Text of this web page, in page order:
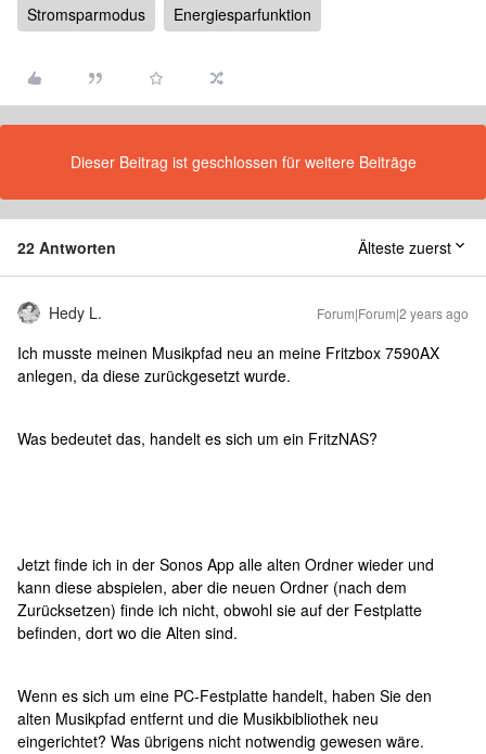
Stromsparmodus
Energiesparfunktion
Dieser Beitrag ist geschlossen für weitere Beiträge
22 Antworten Älteste zuerst
Hedy L. Forum|Forum|2 years ago
Ich musste meinen Musikpfad neu an meine Fritzbox 7590AX
anlegen, da diese zurückgesetzt wurde.
Was bedeutet das, handelt es sich um ein FritzNAS?
Jetzt finde ich in der Sonos App alle alten Ordner wieder und
kann diese abspielen, aber die neuen Ordner (nach dem
Zurücksetzen) finde ich nicht, obwohl sie auf der Festplatte
befinden, dort wo die Alten sind.
Wenn es sich um eine PC-Festplatte handelt, haben Sie den
alten Musikpfad entfernt und die Musikbibliothek neu
eingerichtet? Was übrigens nicht notwendig gewesen wäre.